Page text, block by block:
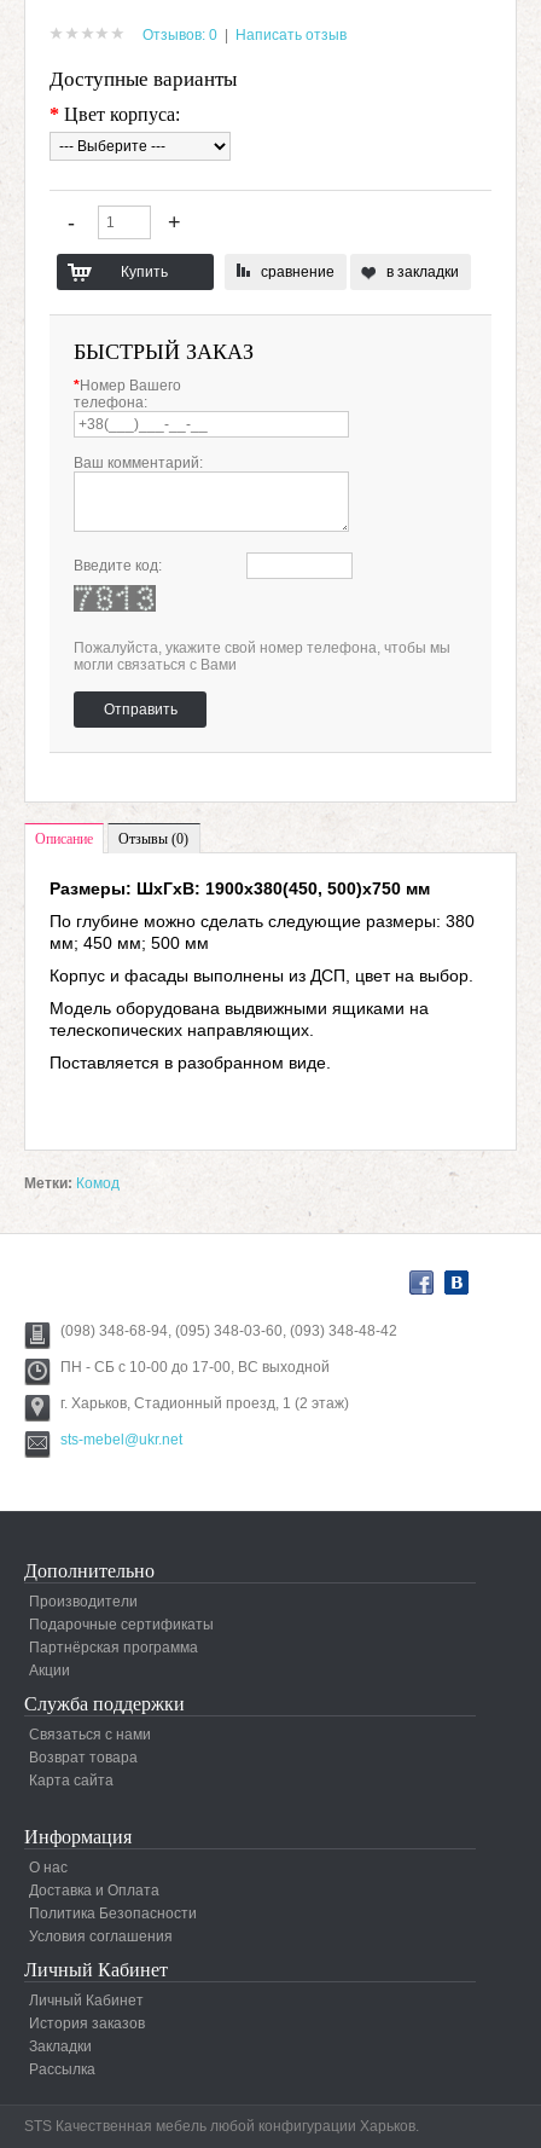
Отзывов: 0 Написать отзыв
Доступные варианты
* Цвет корпуса:
сравнение в закладки
БЫСТРЫЙ ЗАКАЗ
*Номер Вашего
телефона:
Ваш комментарий:
Введите код:
Пожалуйста, укажите свой номер телефона, чтобы мы
могли связаться с Вами
Отправить
Описание Отзывы (0)
Размеры: ШхГхВ: 1900х380(450, 500)х750 мм
По глубине можно сделать следующие размеры: 380
мм; 450 мм; 500 мм
Корпус и фасады выполнены из ДСП, цвет на выбор.
Модель оборудована выдвижными ящиками на
телескопических направляющих.
Поставляется в разобранном виде.
Метки: Комод
(098) 348-68-94, (095) 348-03-60, (093) 348-48-42
ПН - СБ с 10-00 до 17-00, ВС выходной
г. Харьков, Стадионный проезд, 1 (2 этаж)
sts-mebel@ukr.net
Дополнительно
Производители
Подарочные сертификаты
Партнёрская программа
Акции
Служба поддержки
Связаться с нами
Возврат товара
Карта сайта
Информация
О нас
Доставка и Оплата
Политика Безопасности
Условия соглашения
Личный Кабинет
Личный Кабинет
История заказов
Закладки
Рассылка
STS Качественная мебель любой конфигурации Харьков.